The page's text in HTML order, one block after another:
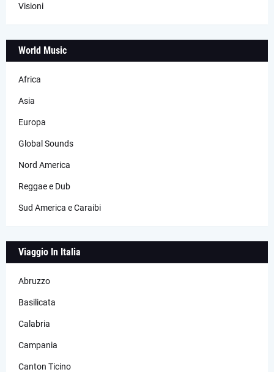
Visioni
World Music
Africa
Asia
Europa
Global Sounds
Nord America
Reggae e Dub
Sud America e Caraibi
Viaggio In Italia
Abruzzo
Basilicata
Calabria
Campania
Canton Ticino